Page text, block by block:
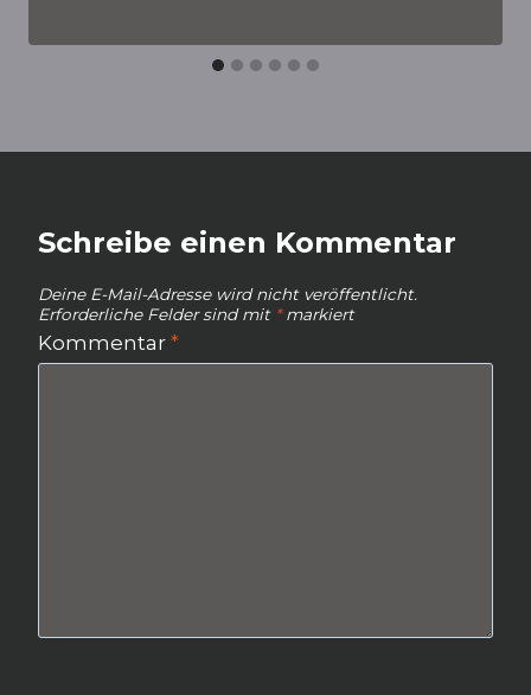
Schreibe einen Kommentar
Deine E-Mail-Adresse wird nicht veröffentlicht.
Erforderliche Felder sind mit *markiert
Kommentar *